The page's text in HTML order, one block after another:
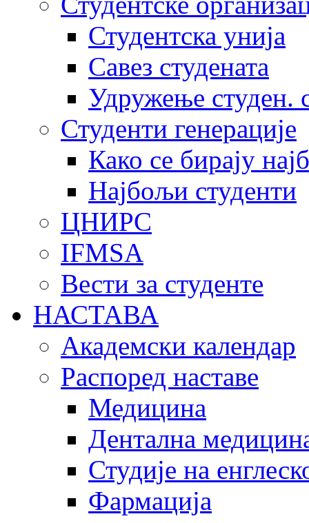
Студентска унија
Савез студената
Удружење студен.
Студенти генерације
Како се бирају
Најбољи студенти
ЦНИРС
IFMSA
Вести за студенте
НАСТАВА
Академски календар
Распоред наставе
Медицина
Дентална
Студије на
Фармација